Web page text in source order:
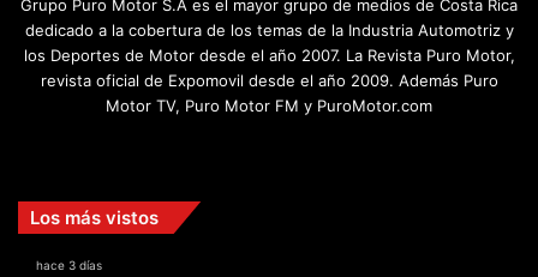
Grupo Puro Motor S.A es el mayor grupo de medios de Costa Rica
dedicado a la cobertura de los temas de la Industria Automotriz y
los Deportes de Motor desde el año 2007. La Revista Puro Motor,
revista oficial de Expomovil desde el año 2009. Además Puro
Motor TV, Puro Motor FM y PuroMotor.com
Los más vistos
hace 3 días